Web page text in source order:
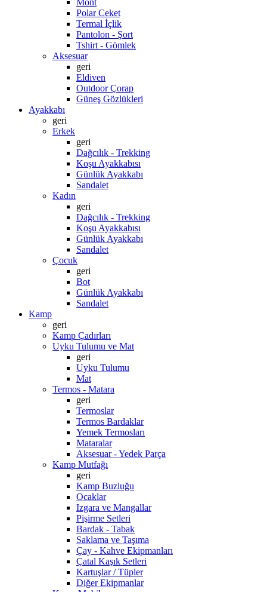
Mont
Polar Ceket
Termal İçlik
Pantolon - Şort
Tshirt - Gömlek
Aksesuar
geri
Eldiven
Outdoor Çorap
Güneş Gözlükleri
Ayakkabı
geri
Erkek
geri
Dağcılık - Trekking
Koşu Ayakkabısı
Günlük Ayakkabı
Sandalet
Kadın
geri
Dağcılık - Trekking
Koşu Ayakkabısı
Günlük Ayakkabı
Sandalet
Çocuk
geri
Bot
Günlük Ayakkabı
Sandalet
Kamp
geri
Kamp Çadırları
Uyku Tulumu ve Mat
geri
Uyku Tulumu
Mat
Termos - Matara
geri
Termoslar
Termos Bardaklar
Yemek Termosları
Mataralar
Aksesuar - Yedek Parça
Kamp Mutfağı
geri
Kamp Buzluğu
Ocaklar
Izgara ve Mangallar
Pişirme Setleri
Bardak - Tabak
Saklama ve Taşıma
Çay - Kahve Ekipmanları
Çatal Kaşık Setleri
Kartuşlar / Tüpler
Diğer Ekipmanlar